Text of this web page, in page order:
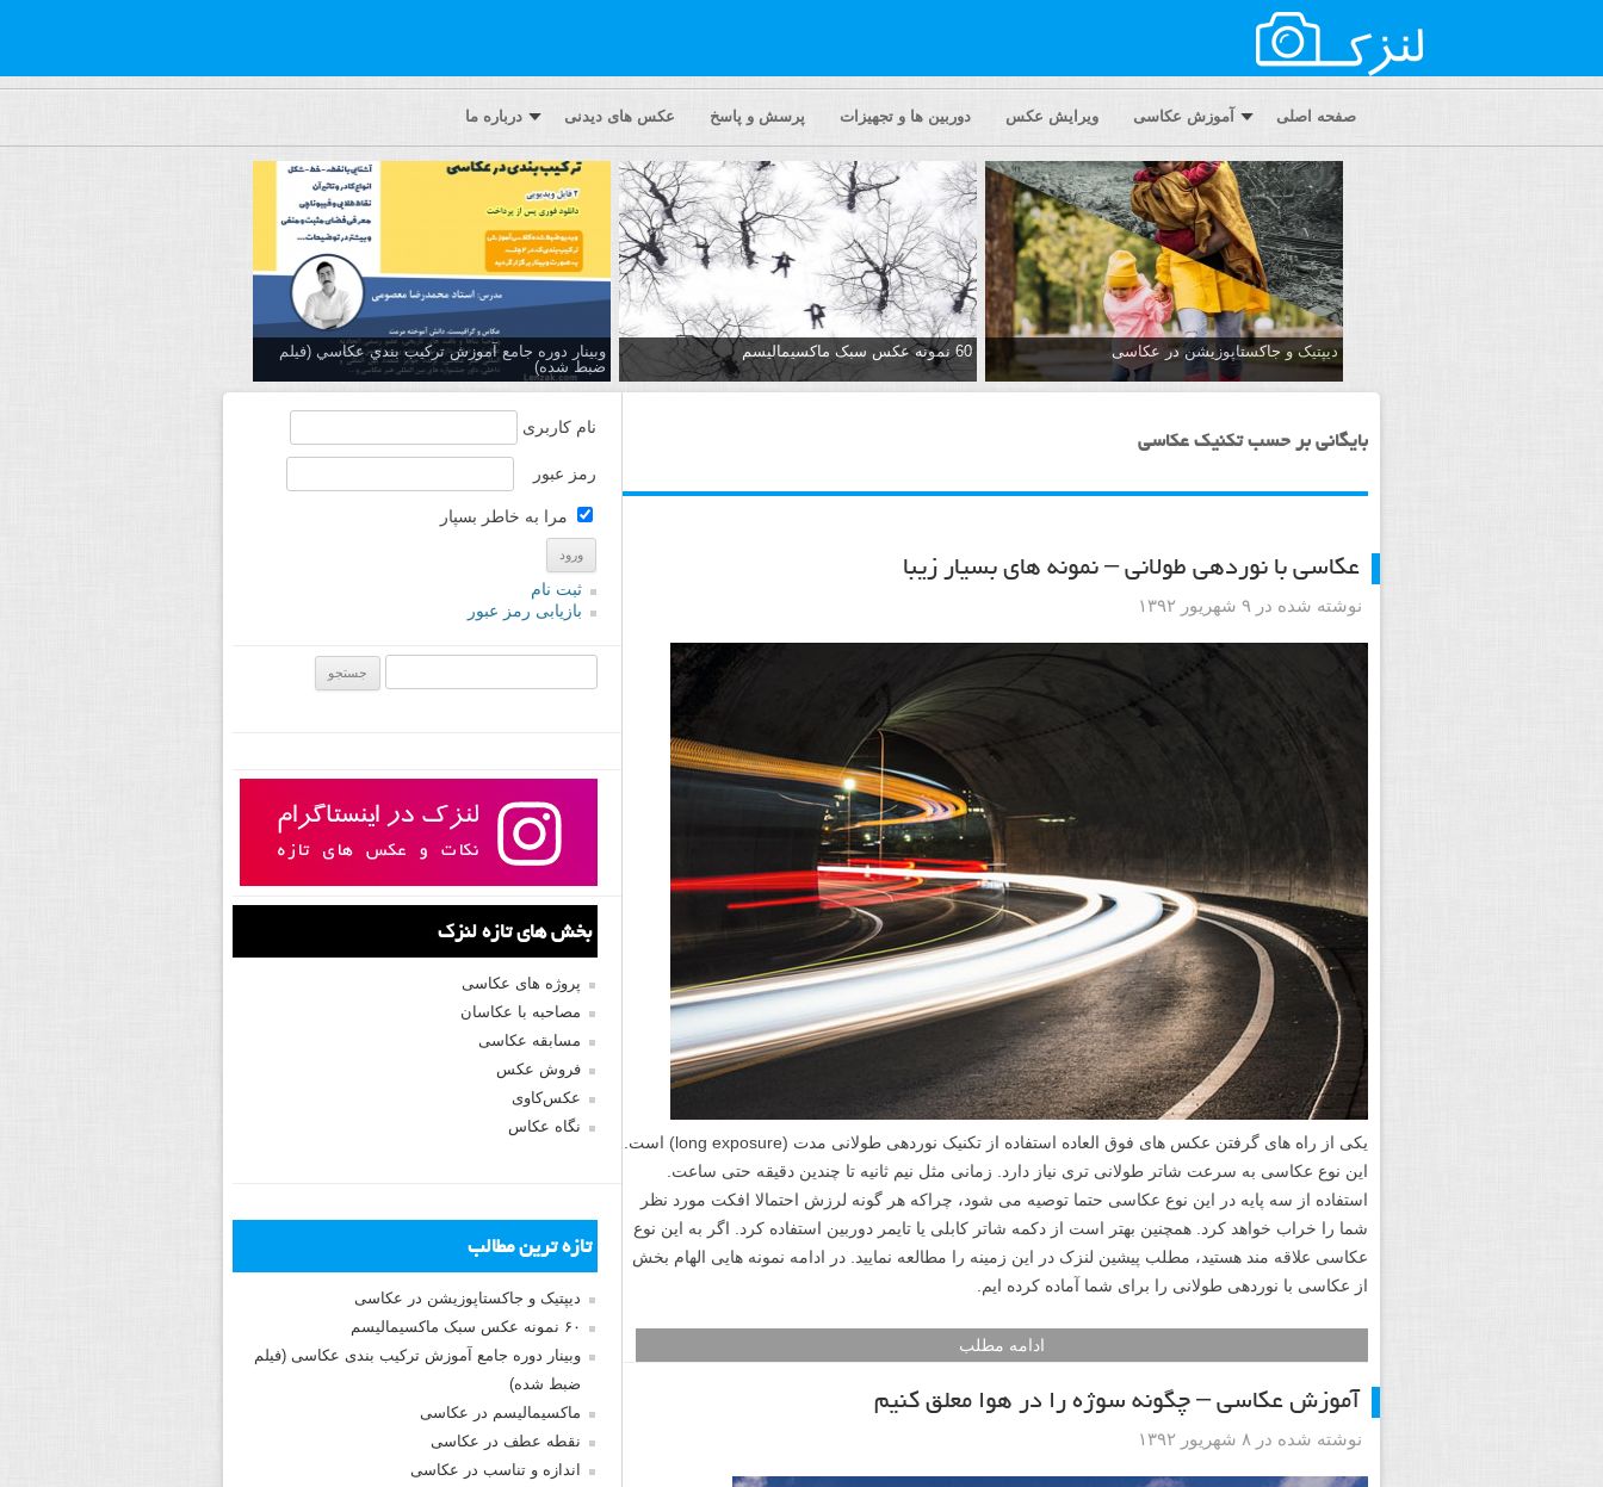
صفحه اصلی آموزش عکاسی ویرایش عکس دوربین ها و تجهیزات پرسش و پاسخ عکس های دیدنی درباره ما
دیپتیک و جاکستا‌پوزیشن در عکاسی 60 نمونه عکس سبک ماکسیمالیسم
وبینار دوره جامع آموزش تركيب بندي عكاسي (فیلم
ضبط شده)
بایگانی بر حسب تکنیک عکاسی
عکاسی با نوردهی طولانی – نمونه های بسیار زیبا
نوشته شده در ۹ شهریور ۱۳۹۲
یکی از راه های گرفتن عکس های فوق العاده استفاده از تکنیک نوردهی طولانی مدت (long exposure) است.
این نوع عکاسی به سرعت شاتر طولانی تری نیاز دارد. زمانی مثل نیم ثانیه تا چندین دقیقه حتی ساعت.
استفاده از سه پایه در این نوع عکاسی حتما توصیه می شود، چراکه هر گونه لرزش احتمالا افکت مورد نظر
شما را خراب خواهد کرد. همچنین بهتر است از دکمه شاتر کابلی یا تایمر دوربین استفاده کرد. اگر به این نوع
عکاسی علاقه مند هستید، مطلب پیشین لنزک در این زمینه را مطالعه نمایید. در ادامه نمونه هایی الهام بخش
از عکاسی با نوردهی طولانی را برای شما آماده کرده ایم.
ادامه مطلب
آموزش عکاسی – چگونه سوژه را در هوا معلق کنیم
نوشته شده در ۸ شهریور ۱۳۹۲
نام کاربری
رمز عبور
مرا به خاطر بسپار
ثبت نام
بازیابی رمز عبور
بخش های تازه لنزک
پروژه های عکاسی
مصاحبه با عکاسان
مسابقه عکاسی
فروش عکس
عکس‌کاوی
نگاه عکاس
تازه ترین مطالب
دیپتیک و جاکستا‌پوزیشن در عکاسی
۶۰ نمونه عکس سبک ماکسیمالیسم
وبینار دوره جامع آموزش ترکیب بندی عکاسی (فیلم
ضبط شده)
ماکسیمالیسم در عکاسی
نقطه عطف در عکاسی
اندازه و تناسب در عکاسی